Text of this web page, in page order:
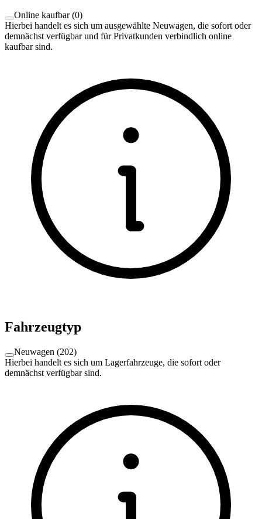
Online kaufbar(0)
Hierbei handelt es sich um ausgewählte Neuwagen, die sofort oder
demnächst verfügbar und für Privatkunden verbindlich online
kaufbar sind.
Fahrzeugtyp
Neuwagen (202)
Hierbei handelt es sich um Lagerfahrzeuge, die sofort oder
demnächst verfügbar sind.